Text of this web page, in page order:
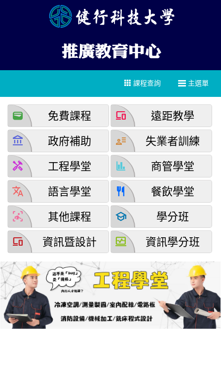
主選單
課程查詢
wallet 免費課程 devices 遠距教學
account_balance 政府補助 user_attributes 失業者訓練
handyman 工程學堂 finance 商管學堂
translate 語言學堂 restaurant 餐飲學堂
detection_and_zone 其他課程 school 學分班
devices 資訊暨設計 browse_activity 資訊學分班